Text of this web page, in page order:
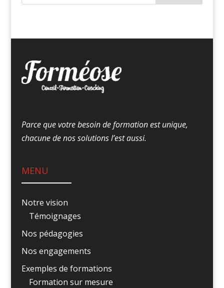
Parce que votre besoin de formation est unique,
chacune de nos solutions l’est aussi.
MENU
Notre vision
Témoignages
Nos pédagogies
Nos engagements
Exemples de formations
Formation sur mesure